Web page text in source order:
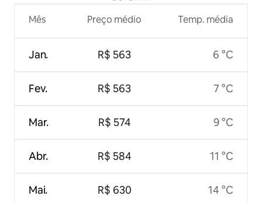
Mês
Jan.
Fev.
Mar.
Abr.
Mai.
Preço médio
R$ 563
R$ 563
R$ 574
R$ 584
R$ 630
Temp. média
6 °C
7 °C
9 °C
11 °C
14 °C